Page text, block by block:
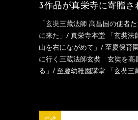
3作品が真栄寺に寄贈さ
「玄奘三藏法師 高昌国の使者
に来た」/ 真栄寺本堂 「玄奘法
山を右にながめて」/ 至慶保育
に行く三蔵法師玄奘 玄奘を高
る」/ 至慶幼稚園講堂 「玄奘三